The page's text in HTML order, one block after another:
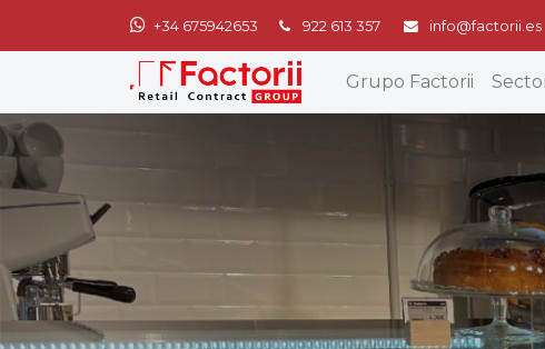
+34 675942653 922 613 357 info@factorii.es
Grupo Factorii